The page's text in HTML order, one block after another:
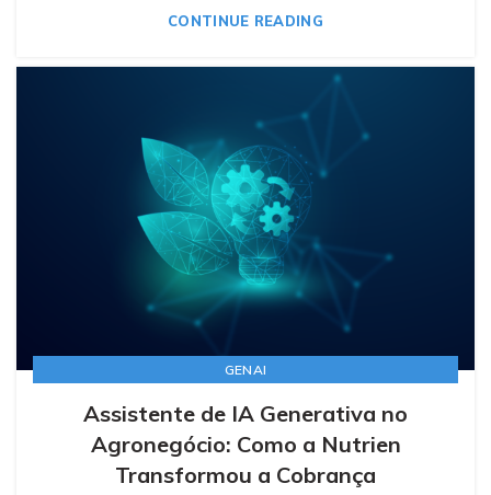
CONTINUE READING
GENAI
Assistente de IA Generativa no
Agronegócio: Como a Nutrien
Transformou a Cobrança